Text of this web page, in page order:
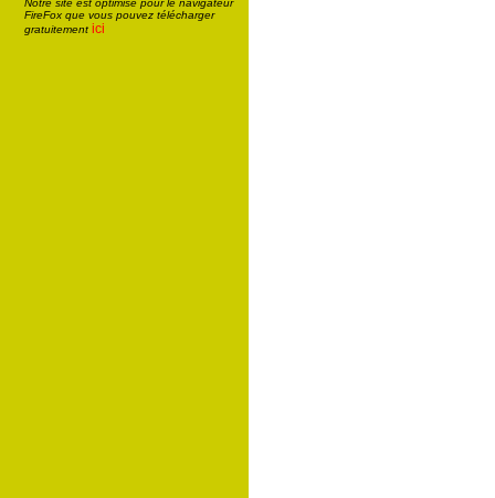
Notre site est optimisé pour le navigateur
FireFox que vous pouvez télécharger
gratuitement ici